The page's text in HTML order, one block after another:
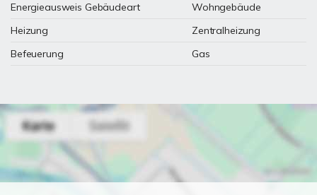
Energieausweis Gebäudeart
Wohngebäude
Heizung
Zentralheizung
Befeuerung
Gas